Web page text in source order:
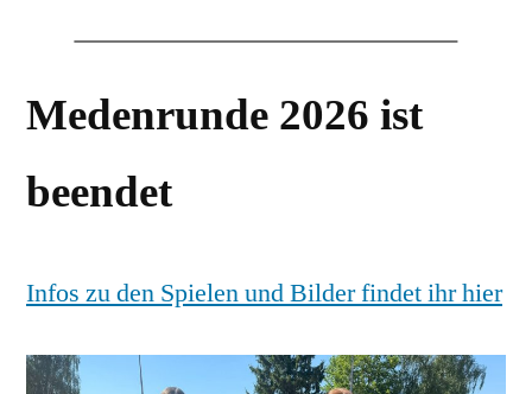
Medenrunde 2026 ist
beendet
Infos zu den Spielen und Bilder findet ihr hier